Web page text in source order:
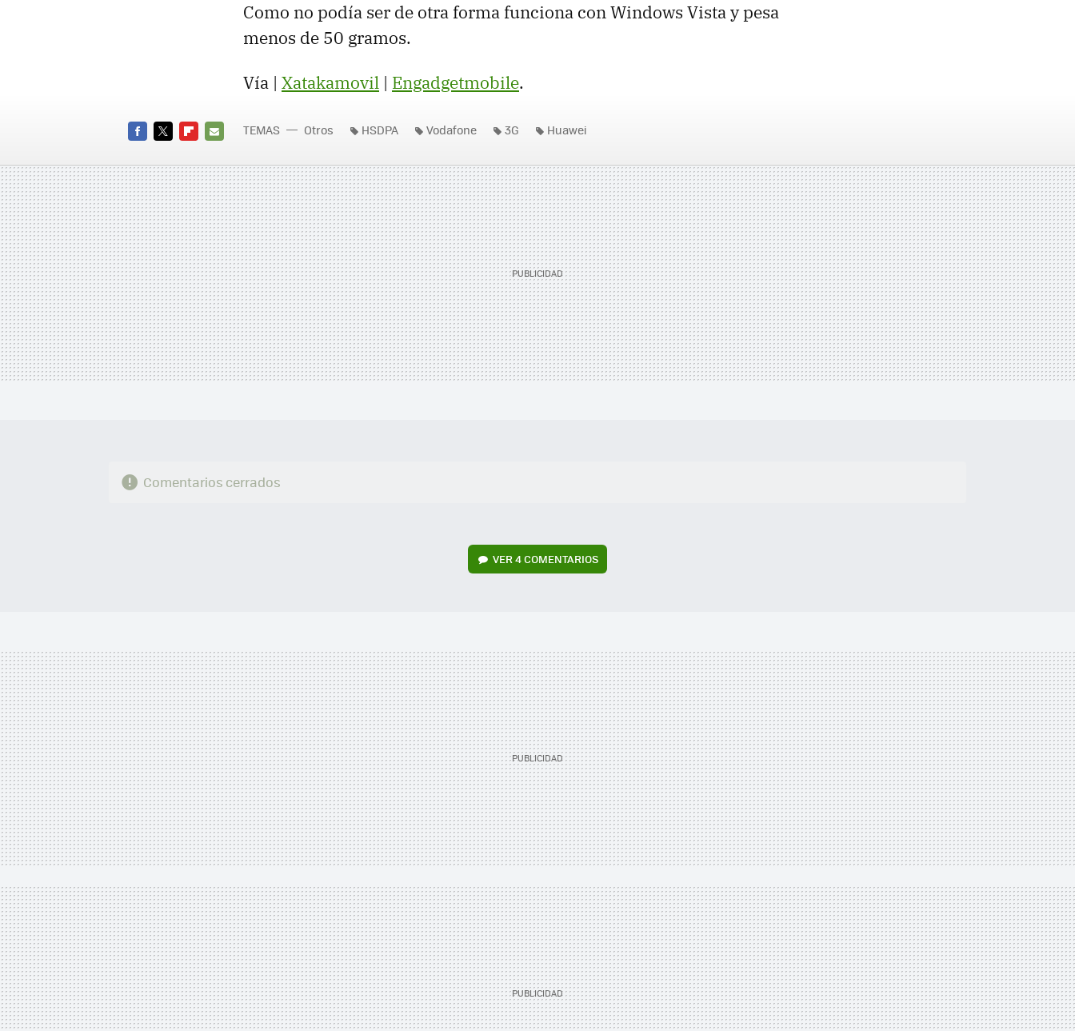
Como no podía ser de otra forma funciona con Windows Vista y pesa
menos de 50 gramos.
Vía | Xatakamovil | Engadgetmobile.
MAIL
TEMAS Otros HSDPA Vodafone 3G Huawei
Comentarios cerrados
VER4 COMENTARIOS